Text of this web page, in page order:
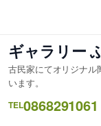
ス
キ
ッ
プ
ギャラリー
古民家にてオリジナル
います。
TEL0868291061